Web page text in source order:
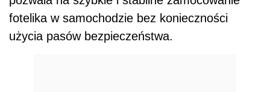
fotelika w samochodzie bez konieczności
użycia pasów bezpieczeństwa.